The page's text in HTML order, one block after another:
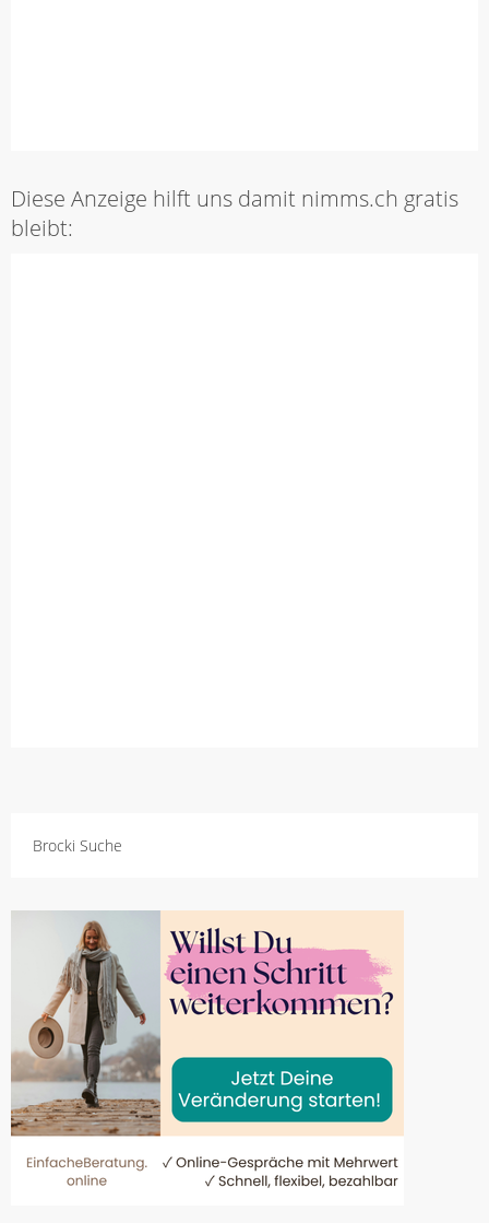
Diese Anzeige hilft uns damit nimms.ch gratis
bleibt:
Brocki Suche